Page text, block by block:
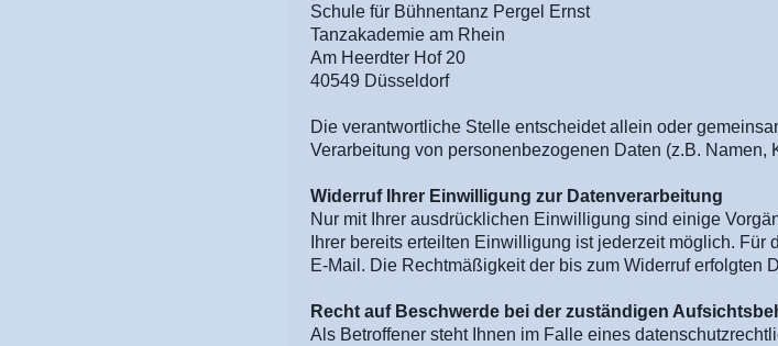
Schule für Bühnentanz Pergel Ernst
Tanzakademie am Rhein
Am Heerdter Hof 20
40549 Düsseldorf
Die verantwortliche Stelle entscheidet allein oder
Verarbeitung von personenbezogenen Daten (z.B. Namen,
Widerruf Ihrer Einwilligung zur Datenverarbeitung
Nur mit Ihrer ausdrücklichen Einwilligung sind einige
Ihrer bereits erteilten Einwilligung ist jederzeit möglich.
E-Mail. Die Rechtmäßigkeit der bis zum Widerruf erfolgten
Recht auf Beschwerde bei der zuständigen
Als Betroffener steht Ihnen im Falle eines